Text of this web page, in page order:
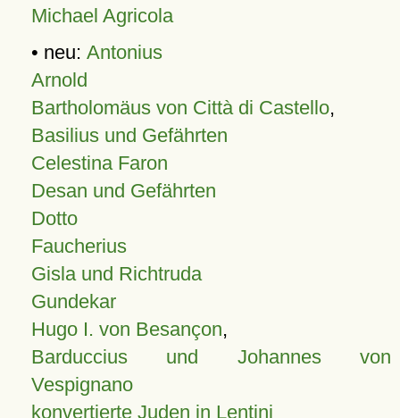
Michael Agricola
• neu: Antonius
Arnold
Bartholomäus von Città di Castello,
Basilius und Gefährten
Celestina Faron
Desan und Gefährten
Dotto
Faucherius
Gisla und Richtruda
Gundekar
Hugo I. von Besançon,
Barduccius und Johannes von
Vespignano
konvertierte Juden in Lentini